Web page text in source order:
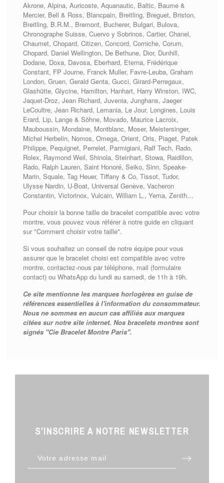
Akrone, Alpina, Auricoste, Aquanautic, Baltic, Baume &
Mercier, Bell & Ross, Blancpain, Breitling, Breguet, Briston,
Breitling, B.R.M., Bremont, Bucherer, Bulgari, Bulova,
Chronographe Suisse, Cuervo y Sobrinos, Cartier, Chanel,
Chaumet, Chopard, Citizen, Concord, Corniche, Corum,
Chopard, Daniel Wellington, De Bethune, Dior, Dunhill,
Dodane, Doxa, Davosa, Eberhard, Eterna, Frédérique
Constant, FP Journe, Franck Muller, Favre-Leuba, Graham
London, Gruen, Gerald Genta, Gucci, Girard-Perregaux,
Glashütte, Glycine, Hamilton, Hanhart, Harry Winston, IWC,
Jaquet-Droz, Jean Richard, Juvenia, Junghans, Jaeger
LeCoultre, Jean Richard, Lemania, Le Jour, Longines, Louis
Erard, Lip, Lange & Söhne, Movado, Maurice Lacroix,
Mauboussin, Mondaine, Montblanc, Moser, Meistersinger,
Michel Herbelin, Nomos, Omega, Orient, Oris, Piaget, Patek
Philippe, Pequignet, Perrelet, Parmigiani, Ralf Tech, Rado,
Rolex, Raymond Weil, Shinola, Steinhart, Stowa, Raidillon,
Rado, Ralph Lauren, Saint Honoré, Seiko, Sinn, Speake-
Marin, Squale, Tag Heuer, Tiffany & Co, Tissot, Tudor,
Ulysse Nardin, U-Boat, Universal Genève, Vacheron
Constantin, Victorinox, Vulcain, William L., Yema, Zenith…
Pour choisir la bonne taille de bracelet compatible avec votre
montre, vous pouvez vous référer à notre guide en cliquant
sur "Comment choisir votre taille".
Si vous souhaitez un conseil de notre équipe pour vous
assurer que le bracelet choisi est compatible avec votre
montre, contactez-nous par téléphone, mail (formulaire
contact) ou WhatsApp du lundi au samedi, de 11h à 19h.
Ce site mentionne les marques horlogères en guise de
références essentielles à l'information du consommateur.
Nous ne sommes en aucun cas affiliés aux marques
citées sur notre site internet. Nos bracelets montres sont
signés "Cie Bracelet Montre Paris".
S’INSCRIRE A NOTRE NEWSLETTER